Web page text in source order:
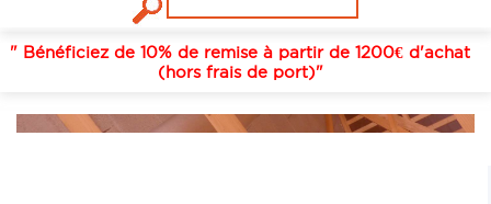
" Bénéficiez de 10% de remise à partir de 1200€ d'achat
(hors frais de port)"
OFFRES ET PROMOTIONS